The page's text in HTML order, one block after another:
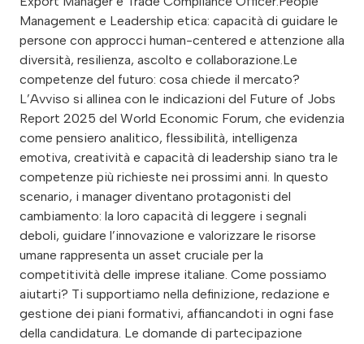
Management e Leadership etica: capacità di guidare le
persone con approcci human-centered e attenzione alla
diversità, resilienza, ascolto e collaborazione.Le
competenze del futuro: cosa chiede il mercato?
L’Avviso si allinea con le indicazioni del Future of Jobs
Report 2025 del World Economic Forum, che evidenzia
come pensiero analitico, flessibilità, intelligenza
emotiva, creatività e capacità di leadership siano tra le
competenze più richieste nei prossimi anni. In questo
scenario, i manager diventano protagonisti del
cambiamento: la loro capacità di leggere i segnali
deboli, guidare l’innovazione e valorizzare le risorse
umane rappresenta un asset cruciale per la
competitività delle imprese italiane. Come possiamo
aiutarti? Ti supportiamo nella definizione, redazione e
gestione dei piani formativi, affiancandoti in ogni fase
della candidatura. Le domande di partecipazione